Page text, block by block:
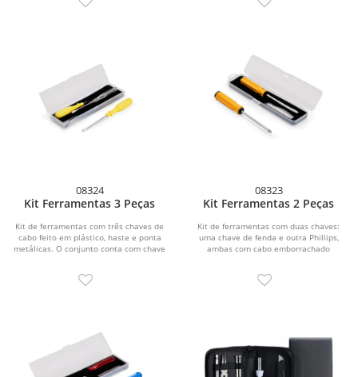
08324
Kit Ferramentas 3 Peças
Kit de ferramentas com três chaves de
cabo feito em plástico, haste e ponta
metálicas. O conjunto conta com chave
08323
Kit Ferramentas 2 Peças
Kit de ferramentas com duas chaves:
uma chave de fenda e outra Phillips,
ambas com cabo emborrachado